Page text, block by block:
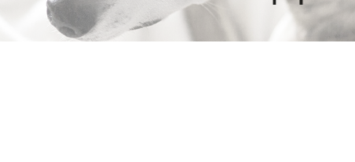
WHIPPETS
Geschichten und Informationen